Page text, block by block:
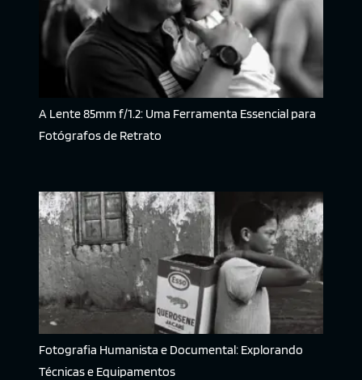
A Lente 85mm f/1.2: Uma Ferramenta Essencial para
Fotógrafos de Retrato
Fotografia Humanista e Documental: Explorando
Técnicas e Equipamentos